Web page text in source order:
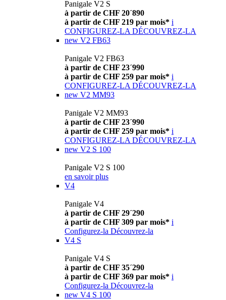
Panigale V2 S
à partir de CHF 20´890
à partir de CHF 219 par mois* i
CONFIGUREZ-LA DÉCOUVREZ-LA
new V2 FB63
Panigale V2 FB63
à partir de CHF 23´990
à partir de CHF 259 par mois* i
CONFIGUREZ-LA DÉCOUVREZ-LA
new V2 MM93
Panigale V2 MM93
à partir de CHF 23´990
à partir de CHF 259 par mois* i
CONFIGUREZ-LA DÉCOUVREZ-LA
new V2 S 100
Panigale V2 S 100
en savoir plus
V4
Panigale V4
à partir de CHF 29´290
à partir de CHF 309 par mois* i
Configurez-la Découvrez-la
V4 S
Panigale V4 S
à partir de CHF 35´290
à partir de CHF 369 par mois* i
Configurez-la Découvrez-la
new V4 S 100